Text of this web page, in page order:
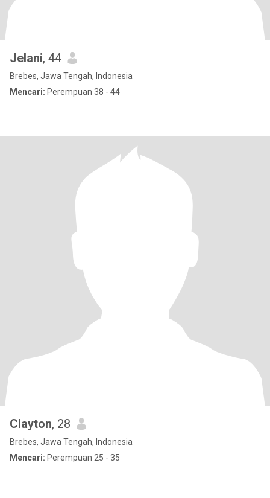
Jelani, 44
Brebes, Jawa Tengah, Indonesia
Mencari: Perempuan 38 - 44
Clayton, 28
Brebes, Jawa Tengah, Indonesia
Mencari: Perempuan 25 - 35